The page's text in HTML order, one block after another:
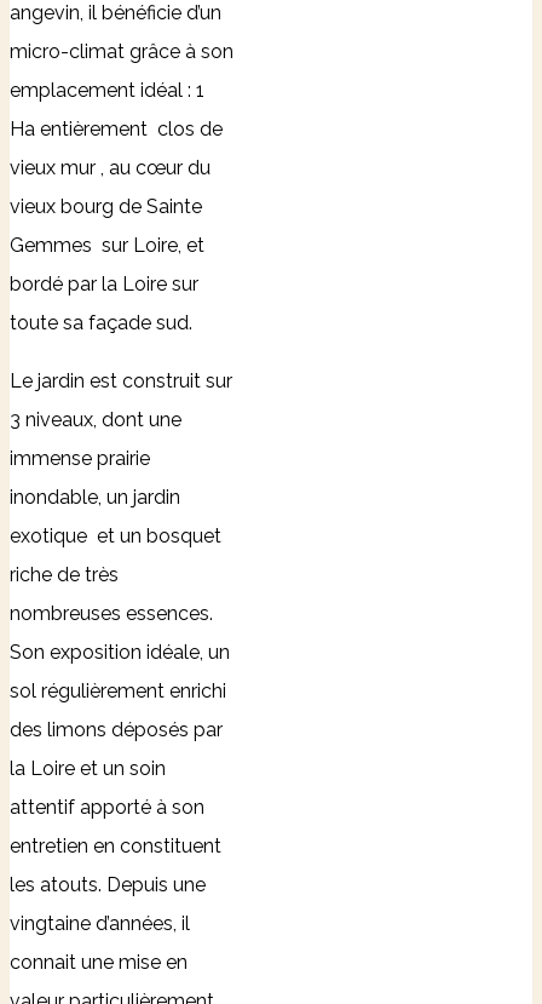
angevin, il bénéficie d’un
micro-climat grâce à son
emplacement idéal : 1
Ha entièrement clos de
vieux mur , au cœur du
vieux bourg de Sainte
Gemmes sur Loire, et
bordé par la Loire sur
toute sa façade sud.
Le jardin est construit sur
3 niveaux, dont une
immense prairie
inondable, un jardin
exotique et un bosquet
riche de très
nombreuses essences.
Son exposition idéale, un
sol régulièrement enrichi
des limons déposés par
la Loire et un soin
attentif apporté à son
entretien en constituent
les atouts. Depuis une
vingtaine d’années, il
connait une mise en